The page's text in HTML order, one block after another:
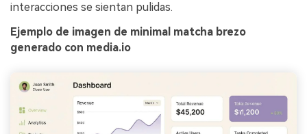
interacciones se sientan pulidas.
Ejemplo de imagen de minimal matcha brezo
generado con media.io